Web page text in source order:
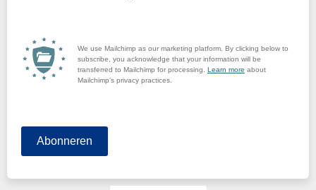
We use Mailchimp as our marketing platform. By clicking below to
subscribe, you acknowledge that your information will be
transferred to Mailchimp for processing. Learn more about
Mailchimp's privacy practices.